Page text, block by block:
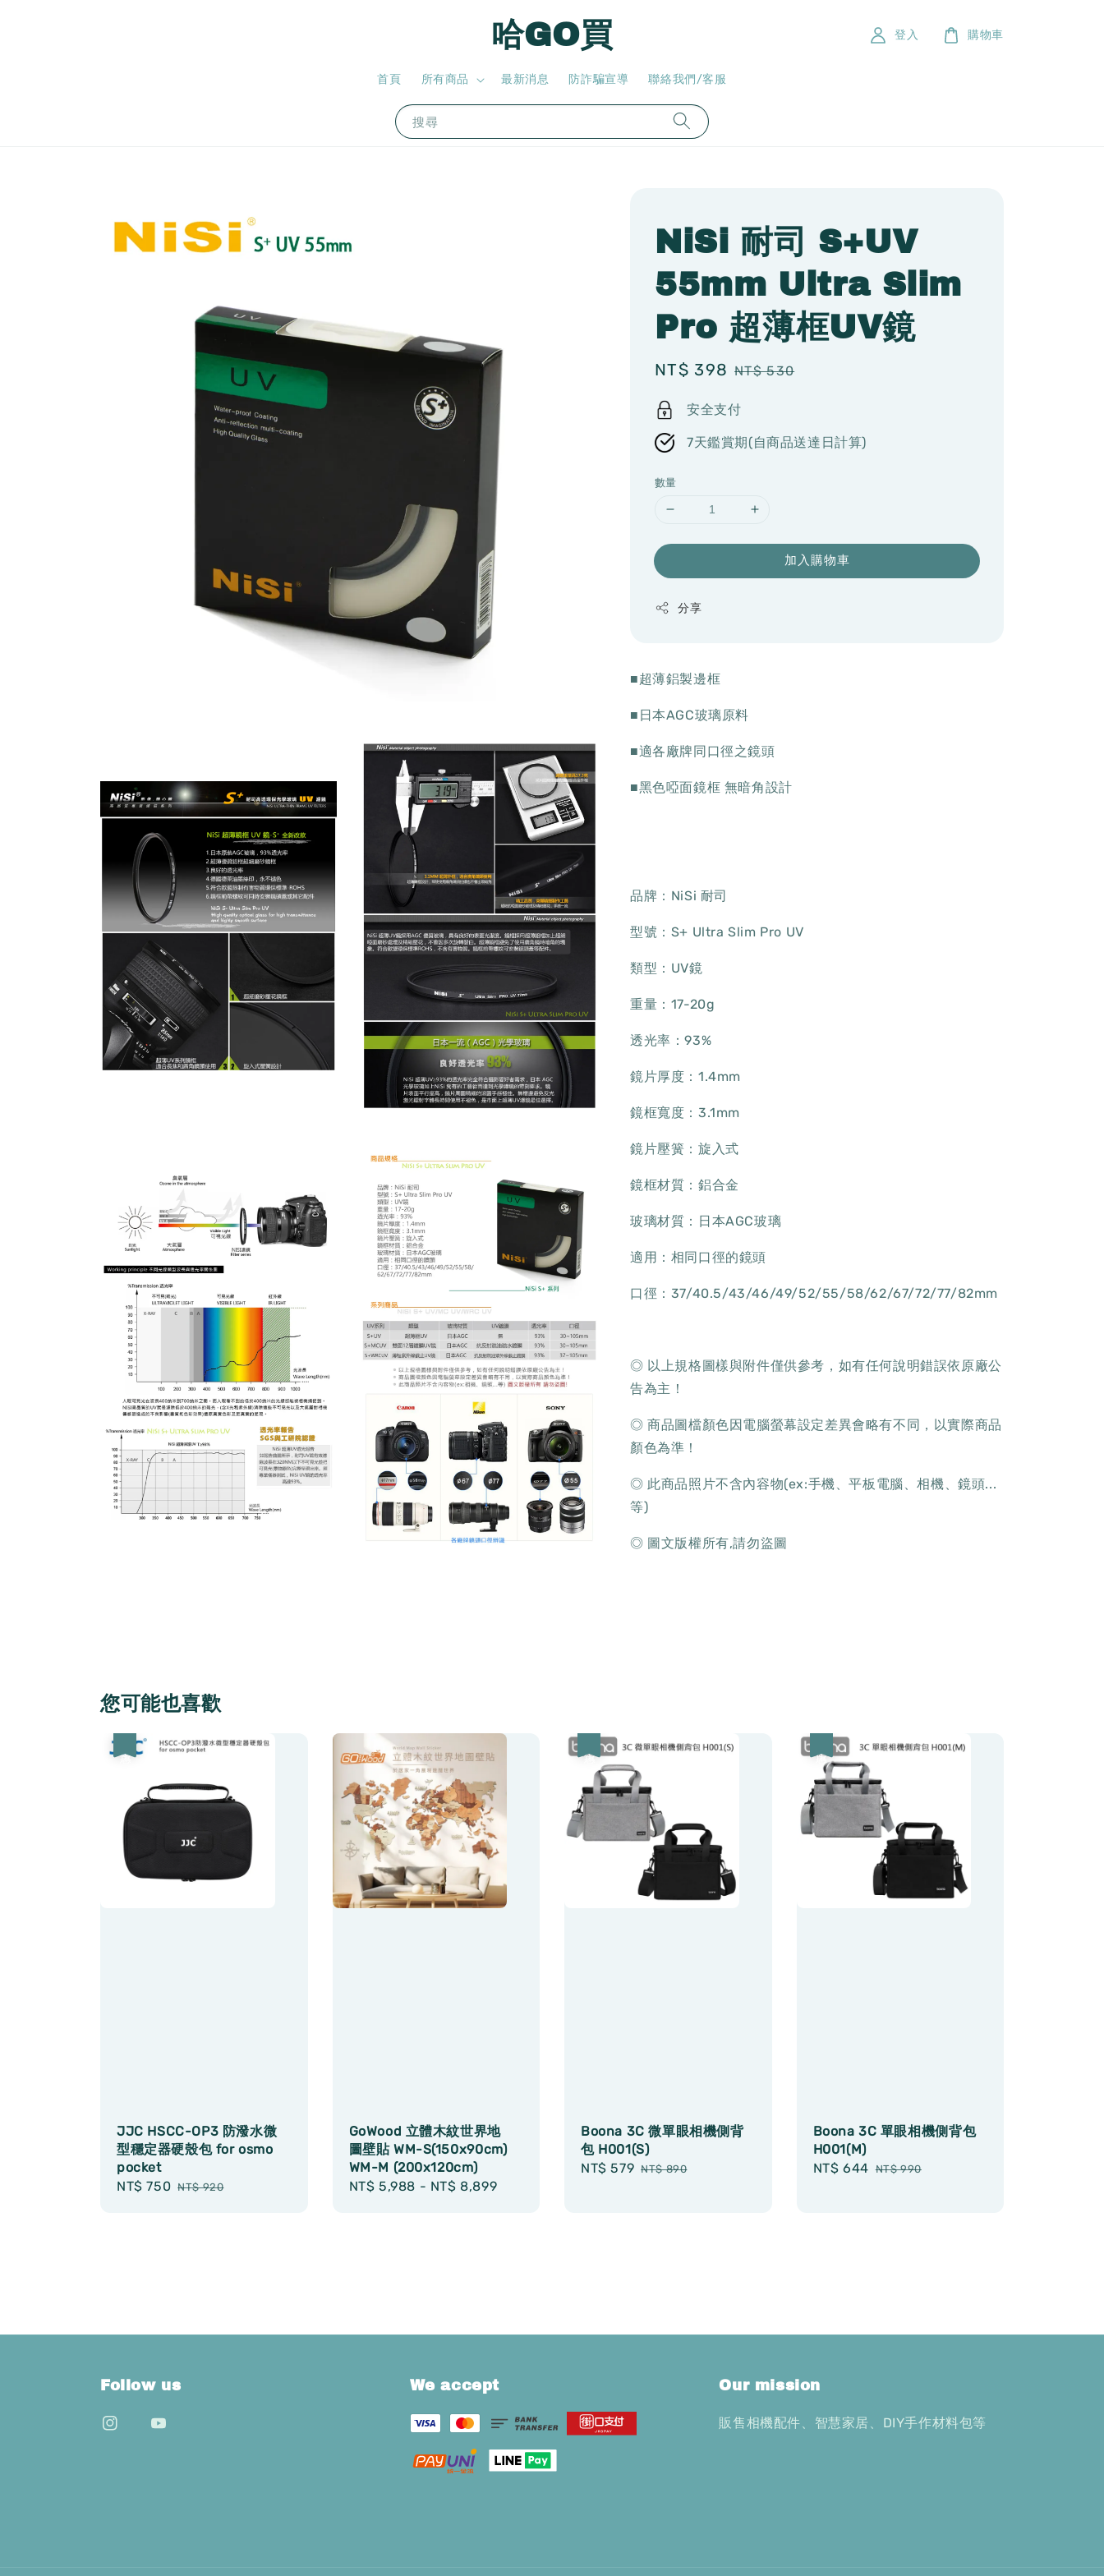
哈GO買
搜尋
首頁 所有商品 最新消息 防詐騙宣導 聯絡我們/客服
登入 購物車
NiSi 耐司 S+UV
55mm Ultra Slim
Pro 超薄框UV鏡
Sale
NT$ 398 Regular
NT$ 530
安全支付
7天鑑賞期(自商品送達日計算)
數量
加入購物車
分享
■超薄鋁製邊框
■日本AGC玻璃原料
■適各廠牌同口徑之鏡頭
■黑色啞面鏡框 無暗角設計
品牌：NiSi 耐司
型號：S+ Ultra Slim Pro UV
類型：UV鏡
重量：17-20g
透光率：93%
鏡片厚度：1.4mm
鏡框寬度：3.1mm
鏡片壓簧：旋入式
鏡框材質：鋁合金
玻璃材質：日本AGC玻璃
適用：相同口徑的鏡頭
口徑：37/40.5/43/46/49/52/55/58/62/67/72/77/82mm
◎ 以上規格圖樣與附件僅供參考，如有任何說明錯誤依原廠公
告為主！
◎ 商品圖檔顏色因電腦螢幕設定差異會略有不同，以實際商品
顏色為準！
◎ 此商品照片不含內容物(ex:手機、平板電腦、相機、鏡頭...
等)
◎ 圖文版權所有,請勿盜圖
您可能也喜歡
JJC HSCC-OP3 防潑水微
型穩定器硬殼包 for osmo
pocket
Sale
NT$ 750 Regular
NT$ 920
GoWood 立體木紋世界地
圖壁貼 WM-S(150x90cm)
WM-M (200x120cm)
Regular
NT$ 5,988 - NT$ 8,899
Boona 3C 微單眼相機側背
包 H001(S)
Sale
NT$ 579 Regular
NT$ 890
Boona 3C 單眼相機側背包
H001(M)
Sale
NT$ 644 Regular
NT$ 990
Follow us We accept Our mission
販售相機配件、智慧家居、DIY手作材料包等